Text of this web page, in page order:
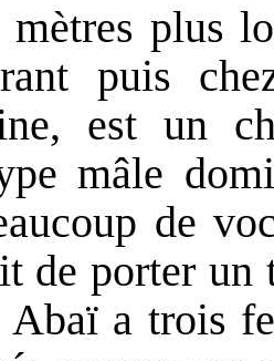
mètres plus
puis
est un
mâle
de
de porter un
Abaï a trois